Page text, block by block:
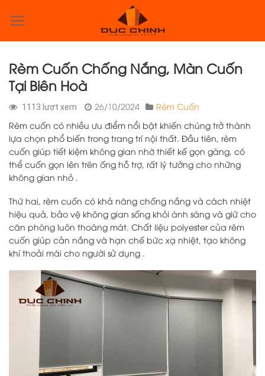
Rèm Cuốn Chống Nắng, Màn Cuốn
Tại Biên Hoà
1113 lượt xem 26/10/2024
Rèm Cuốn
Rèm cuốn có nhiều ưu điểm nổi bật khiến chúng trở thành
lựa chọn phổ biến trong trang trí nội thất. Đầu tiên, rèm
cuốn giúp tiết kiệm không gian nhờ thiết kế gọn gàng, có
thể cuốn gọn lên trên ống hỗ trợ, rất lý tưởng cho những
không gian nhỏ .
Thứ hai, rèm cuốn có khả năng chống nắng và cách nhiệt
hiệu quả, bảo vệ không gian sống khỏi ánh sáng và giữ cho
căn phòng luôn thoáng mát. Chất liệu polyester của rèm
cuốn giúp cản nắng và hạn chế bức xạ nhiệt, tạo không
khí thoải mái cho người sử dụng .